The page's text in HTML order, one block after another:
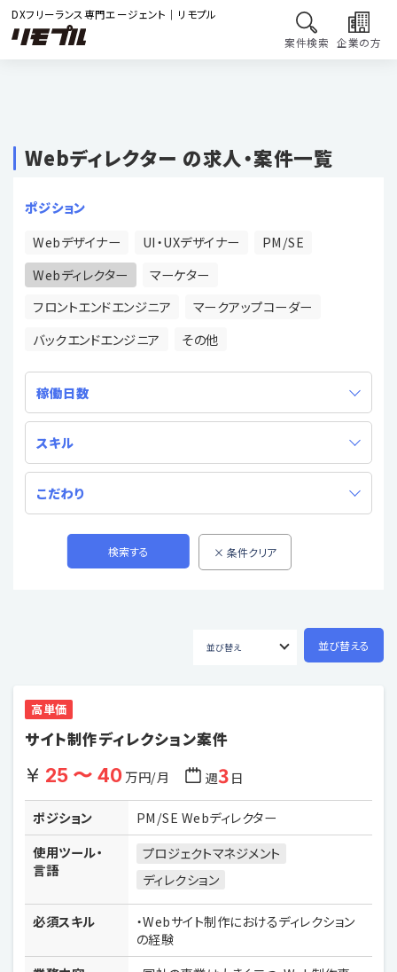
DXフリーランス専門エージェント｜リモプル
案件検索 企業の方
Webディレクター の求人・案件一覧
ポジション
Webデザイナー
UI・UXデザイナー
PM/SE
Webディレクター
マーケター
フロントエンドエンジニア
マークアップコーダー
バックエンドエンジニア
その他
稼働日数
スキル
こだわり
高単価
サイト制作ディレクション案件
25 〜 40万円/月 週3日
ポジション
PM/SE Webディレクター
使用ツール・
言語
プロジェクトマネジメント
ディレクション
必須スキル
・Webサイト制作におけるディレクション
の経験